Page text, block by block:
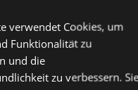
Bosnien und Herzegowina,
Burkina Faso, Burundi,
Inseln (Spanien), Kap
Republik, Ceuta und
Demokratische Republik
Elfenbeinküste, Kroatien,
verwendet Cookies, um
Funktionalität zu
und die
zu verbessern.